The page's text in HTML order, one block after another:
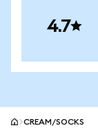
4.7
CREAM/SOCKS